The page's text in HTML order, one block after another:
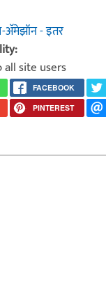
अ‍ॅमेझॉन - इतर
all site users
FACEBOOK
PINTEREST